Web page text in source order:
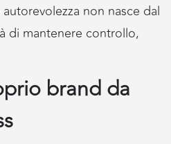
non nasce dal
di mantenere controllo,
brand da